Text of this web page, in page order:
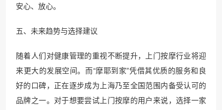
安心、放心。
五、未来趋势与选择建议
随着人们对健康管理的重视不断提升，上门按摩行业将迎
来更大的发展空间。而“摩耶到家”凭借其优质的服务和良
好的口碑，正在逐步成为上海乃至全国范围内备受认可的
品牌之一。对于想要尝试上门按摩的用户来说，选择一家